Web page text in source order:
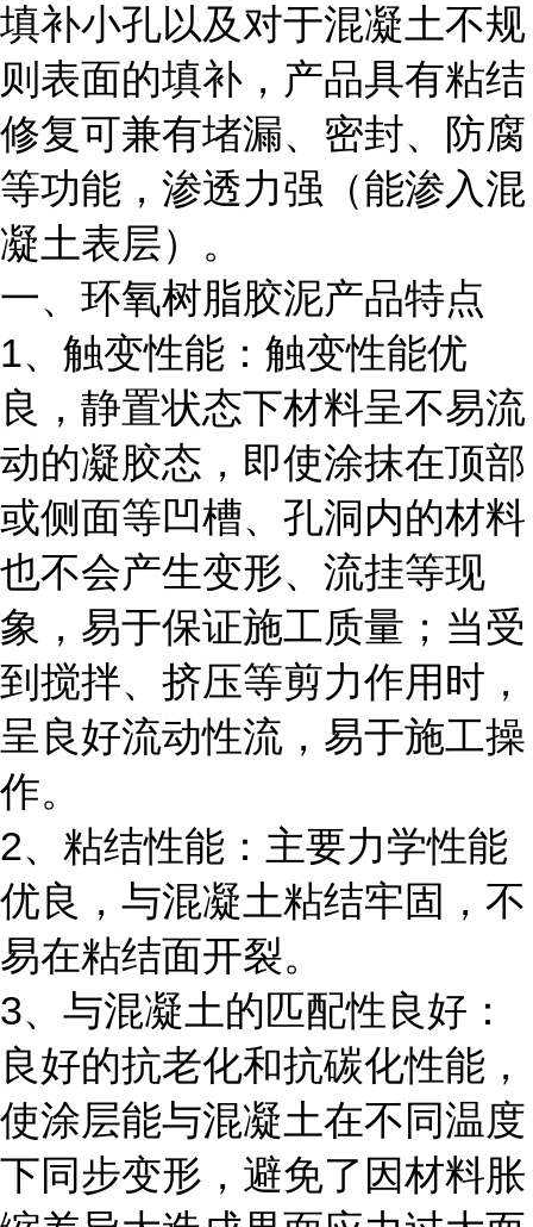
填补小孔以及对于混凝土不规
则表面的填补，产品具有粘结
修复可兼有堵漏、密封、防腐
等功能，渗透力强（能渗入混
凝土表层）。
一、环氧树脂胶泥产品特点
1、触变性能：触变性能优
良，静置状态下材料呈不易流
动的凝胶态，即使涂抹在顶部
或侧面等凹槽、孔洞内的材料
也不会产生变形、流挂等现
象，易于保证施工质量；当受
到搅拌、挤压等剪力作用时，
呈良好流动性流，易于施工操
作。
2、粘结性能：主要力学性能
优良，与混凝土粘结牢固，不
易在粘结面开裂。
3、与混凝土的匹配性良好：
良好的抗老化和抗碳化性能，
使涂层能与混凝土在不同温度
下同步变形，避免了因材料胀